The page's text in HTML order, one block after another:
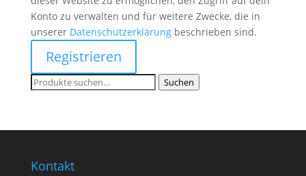
Konto zu verwalten und für weitere Zwecke, die in
unserer Datenschutzerklärungbeschrieben sind.
Registrieren
Suche
Suchen
Kontakt